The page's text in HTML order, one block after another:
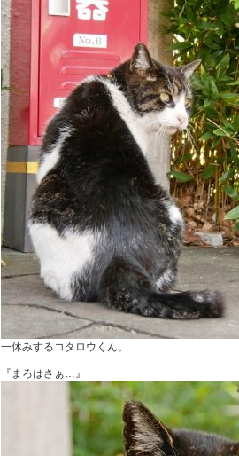
一休みするコタロウくん。
『まろはさぁ…』